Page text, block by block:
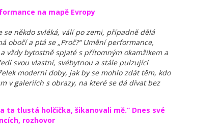
na mapě Evropy
se někdo svléká, válí po zemi, případně dělá
obočí a ptá se „Proč?“ Umění performance,
vždy bytostně spjaté s přítomným okamžikem a
svou vlastní, svébytnou a stále pulzující
moderní doby, jak by se mohlo zdát těm, kdo
v galeriích s obrazy, na které se dá dívat bez
ta tlustá holčička, šikanovali mě.” Dnes své
rozhovor